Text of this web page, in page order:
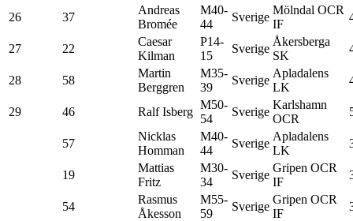
26 37
Andreas
Bromée
M40-
44
Sverige
Mölndal OCR
IF
27 22
Caesar
Kilman
P14-
15
Sverige
Åkersberga
SK
28 58
Martin
Berggren
M35-
39
Sverige
Apladalens
LK
29 46 Ralf Isberg
M50-
54
Sverige
Karlshamn
OCR
57
Nicklas
Homman
M40-
44
Sverige
Apladalens
LK
19
Mattias
Fritz
M30-
34
Sverige
Gripen OCR
IF
54
Rasmus
Åkesson
M55-
59
Sverige
Gripen OCR
IF